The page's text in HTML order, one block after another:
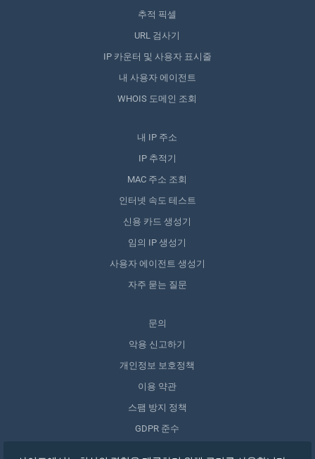
추적 픽셀
URL 검사기
IP 카운터 및 사용자 표시줄
내 사용자 에이전트
WHOIS 도메인 조회
내 IP 주소
IP 추적기
MAC 주소 조회
인터넷 속도 테스트
신용 카드 생성기
임의 IP 생성기
사용자 에이전트 생성기
자주 묻는 질문
문의
악용 신고하기
개인정보 보호정책
이용 약관
스팸 방지 정책
GDPR 준수